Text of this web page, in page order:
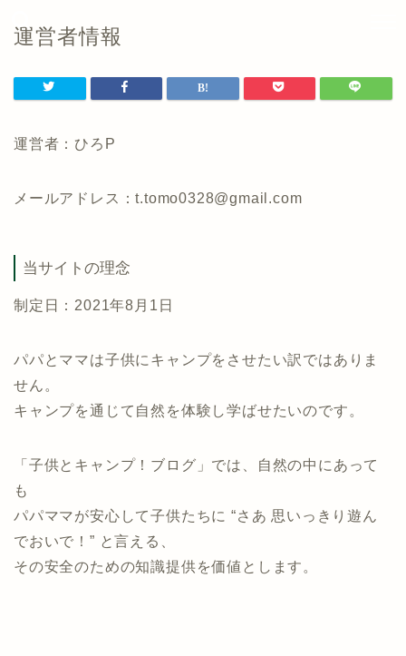
運営者情報
運営者：ひろP
メールアドレス：t.tomo0328@gmail.com
当サイトの理念
制定日：2021年8月1日
パパとママは子供にキャンプをさせたい訳ではありま
せん。
キャンプを通じて自然を体験し学ばせたいのです。
「子供とキャンプ！ブログ」では、自然の中にあって
も
パパママが安心して子供たちに “さあ 思いっきり遊ん
でおいで！” と言える、
その安全のための知識提供を価値とします。